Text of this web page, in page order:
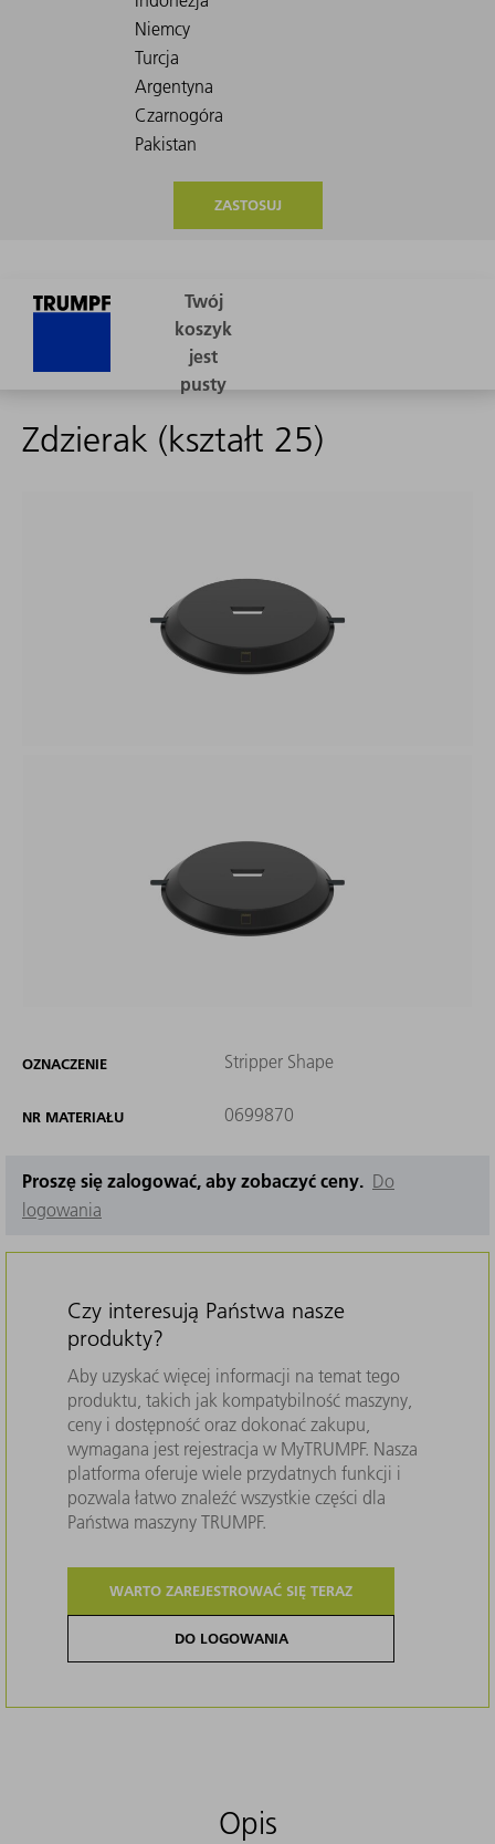
ZASTOSUJ
Zdzierak (kształt 25)
OZNACZENIE Stripper Shape
NR MATERIAŁU 0699870
Proszę się zalogować, aby zobaczyć ceny. Do
logowania
Czy interesują Państwa nasze
produkty?
Aby uzyskać więcej informacji na temat tego
produktu, takich jak kompatybilność maszyny,
ceny i dostępność oraz dokonać zakupu,
wymagana jest rejestracja w MyTRUMPF. Nasza
platforma oferuje wiele przydatnych funkcji i
pozwala łatwo znaleźć wszystkie części dla
Państwa maszyny TRUMPF.
WARTO ZAREJESTROWAĆ SIĘ TERAZ
DO LOGOWANIA
Opis